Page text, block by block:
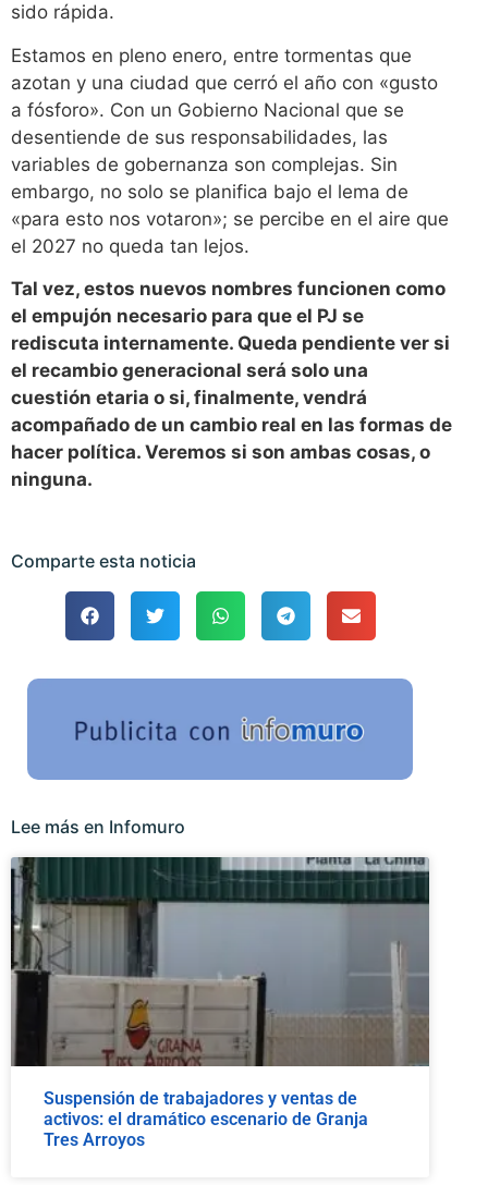
sido rápida.
Estamos en pleno enero, entre tormentas que
azotan y una ciudad que cerró el año con «gusto
a fósforo». Con un Gobierno Nacional que se
desentiende de sus responsabilidades, las
variables de gobernanza son complejas. Sin
embargo, no solo se planifica bajo el lema de
«para esto nos votaron»; se percibe en el aire que
el 2027 no queda tan lejos.
Tal vez, estos nuevos nombres funcionen como
el empujón necesario para que el PJ se
rediscuta internamente. Queda pendiente ver si
el recambio generacional será solo una
cuestión etaria o si, finalmente, vendrá
acompañado de un cambio real en las formas de
hacer política. Veremos si son ambas cosas, o
ninguna.
Comparte esta noticia
Lee más en Infomuro
Suspensión de trabajadores y ventas de
activos: el dramático escenario de Granja
Tres Arroyos